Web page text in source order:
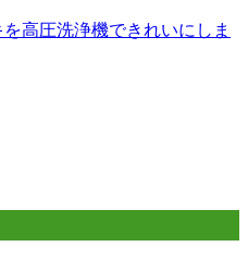
高圧洗浄機できれいにしま